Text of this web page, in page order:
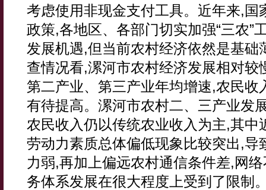
考虑使用非现金支付工具。近年来,国
政策,各地区、各部门切实加强“三农”
发展机遇,但当前农村经济依然是基础
查情况看,漯河市农村经济发展相对较
第二产业、第三产业年均增速,农民收
有待提高。漯河市农村二、三产业发
农民收入仍以传统农业收入为主,其中
劳动力素质总体偏低现象比较突出,导
力弱,再加上偏远农村通信条件差,网
务体系发展在很大程度上受到了限制